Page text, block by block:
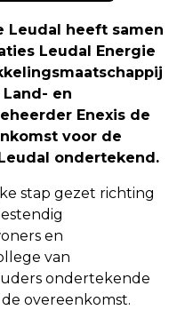
Leudal heeft samen
Leudal Energie
en
Enexis de
voor de
ondertekend.
stap gezet richting
en
van
ondertekende
overeenkomst.